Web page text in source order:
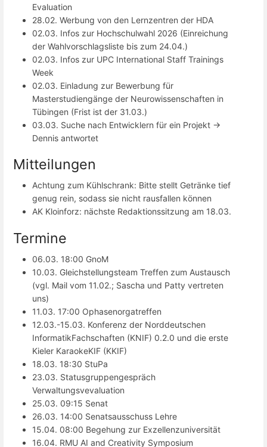
Evaluation
28.02. Werbung von den Lernzentren der HDA
02.03. Infos zur Hochschulwahl 2026 (Einreichung
der Wahlvorschlagsliste bis zum 24.04.)
02.03. Infos zur UPC International Staff Trainings
Week
02.03. Einladung zur Bewerbung für
Masterstudiengänge der Neurowissenschaften in
Tübingen (Frist ist der 31.03.)
03.03. Suche nach Entwicklern für ein Projekt ->
Dennis antwortet
Mitteilungen
Achtung zum Kühlschrank: Bitte stellt Getränke tief
genug rein, sodass sie nicht rausfallen können
AK Kloinforz: nächste Redaktionssitzung am 18.03.
Termine
06.03. 18:00 GnoM
10.03. Gleichstellungsteam Treffen zum Austausch
(vgl. Mail vom 11.02.; Sascha und Patty vertreten
uns)
11.03. 17:00 Ophasenorgatreffen
12.03.-15.03. Konferenz der Norddeutschen
InformatikFachschaften (KNIF) 0.2.0 und die erste
Kieler KaraokeKIF (KKIF)
18.03. 18:30 StuPa
23.03. Statusgruppengespräch
Verwaltungsvevaluation
25.03. 09:15 Senat
26.03. 14:00 Senatsausschuss Lehre
15.04. 08:00 Begehung zur Exzellenzuniversität
16.04. RMU AI and Creativity Symposium